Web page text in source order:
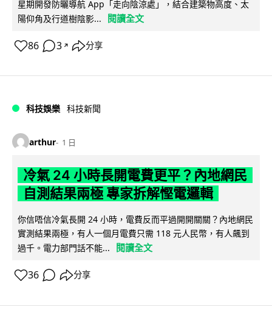
星期開發防曬導航 App「走向陰涼處」，結合建築物高度、太
陽仰角及行道樹陰影...
閱讀全文
86 3 ↗ 分享
科技娛樂 科技新聞
arthur 1 日
冷氣 24 小時長開電費更平？內地網民
自測結果兩極 專家拆解慳電邏輯
你信唔信冷氣長開 24 小時，電費反而平過開開關關？內地網民
實測結果兩極，有人一個月電費只需 118 元人民幣，有人飆到
過千。電力部門話不能...
閱讀全文
36 分享